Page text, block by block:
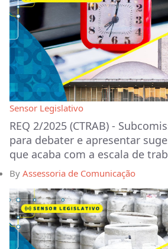
Sensor Legislativo
REQ 2/2025 (CTRAB) -
para debater e apresentar
que acaba com a escala de
By Assessoria de Comunicação